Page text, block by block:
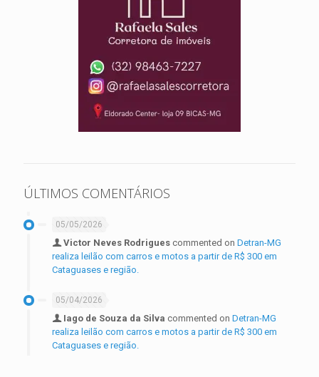
ÚLTIMOS COMENTÁRIOS
05/05/2026
Victor Neves Rodrigues commented on Detran-MG
realiza leilão com carros e motos a partir de R$ 300 em
Cataguases e região.
05/04/2026
Iago de Souza da Silva commented on Detran-MG
realiza leilão com carros e motos a partir de R$ 300 em
Cataguases e região.